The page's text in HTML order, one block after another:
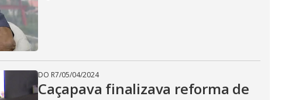
DO R7/05/04/2024
Caçapava finalizava reforma de